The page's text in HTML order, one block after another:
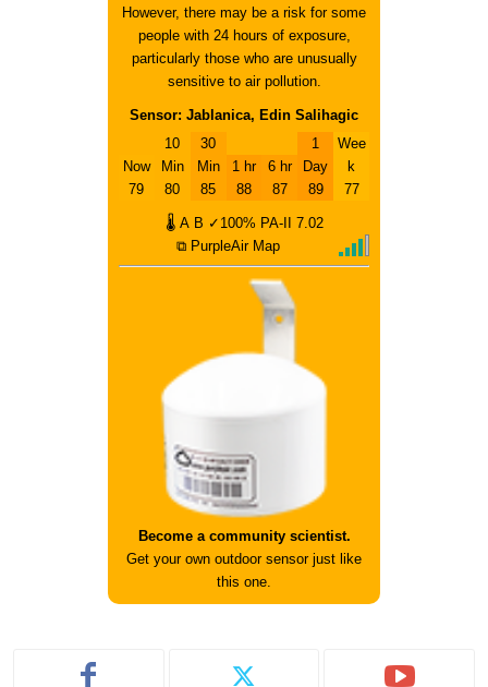
However, there may be a risk for some
people with 24 hours of exposure,
particularly those who are unusually
sensitive to air pollution.
Sensor: Jablanica, Edin Salihagic
Now
79
10
Min
80
30
Min
85
1 hr
88
6 hr
87
1
Day
89
Wee
k
77
🌡 A B ✓100% PA-II
7.02
⧉ PurpleAir Map
Become a community scientist.
Get your own outdoor sensor just like
this one.